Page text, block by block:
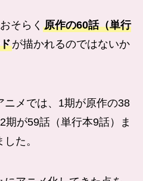
そらく 原作の60話（単行
が描かれるのではないか
ニメでは、1期が原作の38
期が59話（単行本9話）ま
た。